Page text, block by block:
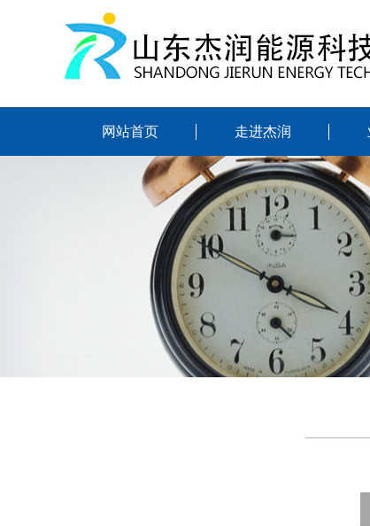
网站首页 走进杰润